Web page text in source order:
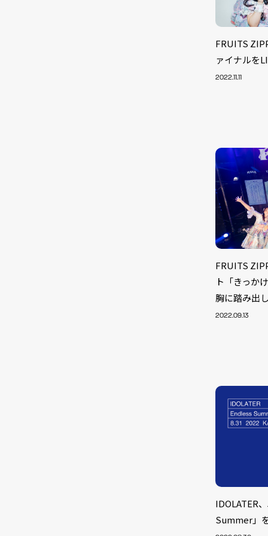
FRUITS
ァイナルを
2022.11.11
FRUITS
ト「きっか
胸に踏み出
2022.09.13
IDOLATER
Summer」